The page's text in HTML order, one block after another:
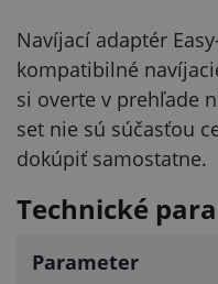
Navíjací adaptér
kompatibilné
si overte v prehľade
set nie sú súčasťou
dokúpiť samostatne.
Technické
Parameter